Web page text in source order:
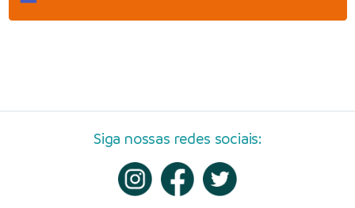
Siga nossas redes sociais: